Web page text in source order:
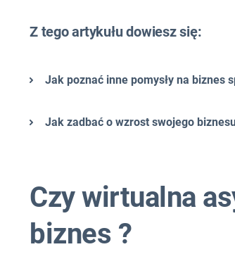
Z tego artykułu dowiesz się:
Jak poznać inne pomysły na biznes
Jak zadbać o wzrost swojego
Czy wirtualna
biznes ?